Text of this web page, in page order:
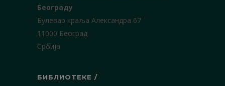
Београду
Булевар краља Александра 67
11000 Београд
Србија
БИБЛИОТЕКЕ /